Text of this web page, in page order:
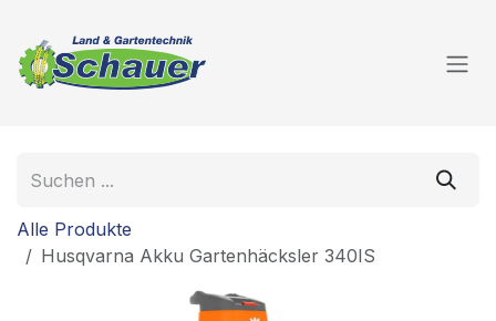
Alle Produkte
Husqvarna Akku Gartenhäcksler 340IS